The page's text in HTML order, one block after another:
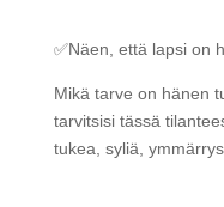
✅Näen, että lapsi on
Mikä tarve on hänen
tarvitsisi tässä
tukea, syliä,